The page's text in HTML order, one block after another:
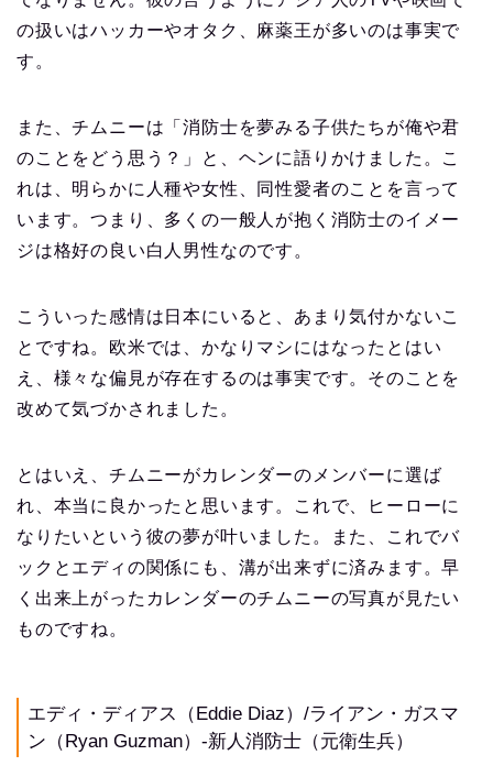
の扱いはハッカーやオタク、麻薬王が多いのは事実で
す。
また、チムニーは「消防士を夢みる子供たちが俺や君
のことをどう思う？」と、ヘンに語りかけました。こ
れは、明らかに人種や女性、同性愛者のことを言って
います。つまり、多くの一般人が抱く消防士のイメー
ジは格好の良い白人男性なのです。
こういった感情は日本にいると、あまり気付かないこ
とですね。欧米では、かなりマシにはなったとはい
え、様々な偏見が存在するのは事実です。そのことを
改めて気づかされました。
とはいえ、チムニーがカレンダーのメンバーに選ば
れ、本当に良かったと思います。これで、ヒーローに
なりたいという彼の夢が叶いました。また、これでバ
ックとエディの関係にも、溝が出来ずに済みます。早
く出来上がったカレンダーのチムニーの写真が見たい
ものですね。
エディ・ディアス（Eddie Diaz）/ライアン・ガスマ
ン（Ryan Guzman）-新人消防士（元衛生兵）